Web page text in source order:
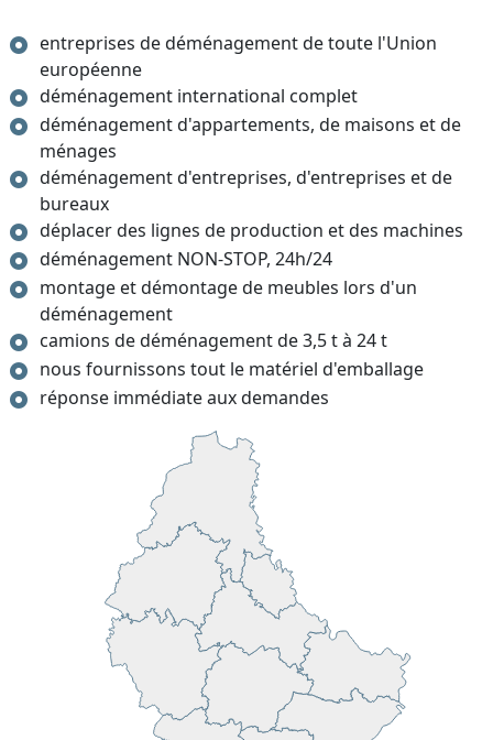
entreprises de déménagement de toute l'Union
européenne
déménagement international complet
déménagement d'appartements, de maisons et de
ménages
déménagement d'entreprises, d'entreprises et de
bureaux
déplacer des lignes de production et des machines
déménagement NON-STOP, 24h/24
montage et démontage de meubles lors d'un
déménagement
camions de déménagement de 3,5 t à 24 t
nous fournissons tout le matériel d'emballage
réponse immédiate aux demandes